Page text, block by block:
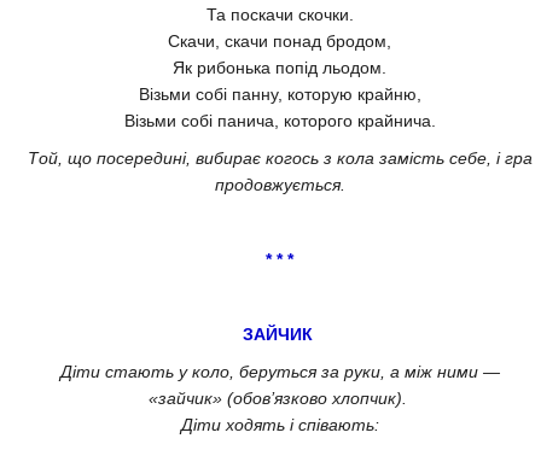
Та поскачи скочки.
Скачи, скачи понад бродом,
Як рибонька попід льодом.
Візьми собі панну, которую крайню,
Візьми собі панича, которого крайнича.
Той, що посередині, вибирає когось з кола замість себе, і гра
продовжується.
* * *
ЗАЙЧИК
Діти стають у коло, беруться за руки, а між ними —
«зайчик» (обов’язково хлопчик).
Діти ходять і співають: